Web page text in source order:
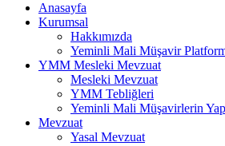
Anasayfa
Kurumsal
Hakkımızda
Yeminli Mali Müşavir
YMM Mesleki Mevzuat
Mesleki Mevzuat
YMM Tebliğleri
Yeminli Mali Müşavirlerin
Mevzuat
Yasal Mevzuat